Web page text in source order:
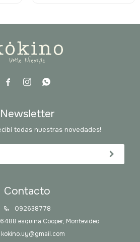
  
Contacto
092638778
esquina Cooper, Montevideo
kokino.uy@gmail.com
Newsletter
todas nuestras novedades!